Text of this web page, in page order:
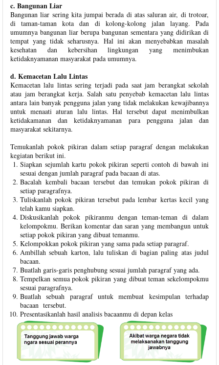
c. Bangunan Liar
Bangunan liar sering kita jumpai berada di atas saluran air, di trotoar,
di taman-taman kota dan di kolong-kolong jalan layang. Pada
umumnya bangunan liar berupa bangunan sementara yang didirikan di
tempat yang tidak seharusnya. Hal ini akan menyebabkan masalah
kesehatan dan kebersihan lingkungan yang menimbukan
ketidaknyamanan masyarakat pada umumnya.
d. Kemacetan Lalu Lintas
Kemacetan lalu lintas sering terjadi pada saat jam berangkat sekolah
atau jam berangkat kerja. Salah satu penyebab kemacetan lalu lintas
antara lain banyak pengguna jalan yang tidak melakukan kewajibannya
untuk menaati aturan lalu lintas. Hal tersebut dapat menimbulkan
ketidakamanan dan ketidaknyamanan para pengguna jalan dan
masyarakat sekitarnya.
Temukanlah pokok pikiran dalam setiap paragraf dengan melakukan
kegiatan berikut ini.
Siapkan sejumlah kartu pokok pikiran seperti contoh di bawah ini
sesuai dengan jumlah paragraf pada bacaan di atas.
Bacalah kembali bacaan tersebut dan temukan pokok pikiran di
setiap paragrafnya.
Tuliskanlah pokok pikiran tersebut pada lembar kertas kecil yang
telah kamu siapkan.
Diskusikanlah pokok pikiranmu dengan teman-teman di dalam
kelompokmu. Berikan komentar dan saran yang membangun untuk
setiap pokok pikiran yang dibuat temanmu.
Kelompokkan pokok pikiran yang sama pada setiap paragraf.
Ambillah sebuah karton, lalu tuliskan di bagian paling atas judul
bacaan.
Buatlah garis-garis penghubung sesuai jumlah paragraf yang ada.
Tempelkan semua pokok pikiran yang dibuat teman sekelompokmu
sesuai paragrafnya.
Buatlah sebuah paragraf untuk membuat kesimpulan terhadap
bacaan tersebut.
Presentasikanlah hasil analisis bacaanmu di depan kelas